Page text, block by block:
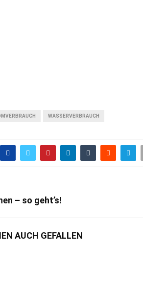
WASSERVERBRAUCH
– so geht’s!
AUCH GEFALLEN